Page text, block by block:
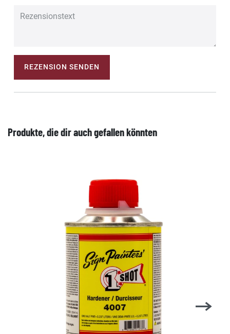
REZENSION SENDEN
Produkte, die dir auch gefallen könnten